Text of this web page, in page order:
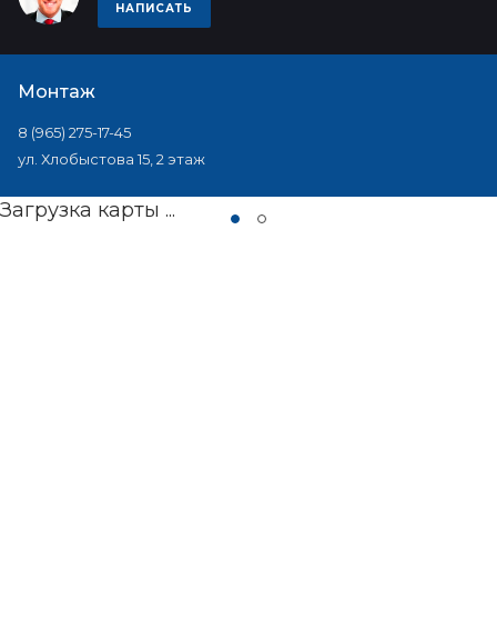
НАПИСАТЬ
Монтаж
8 (965) 275-17-45
ул. Хлобыстова 15, 2 этаж
Загрузка карты ...